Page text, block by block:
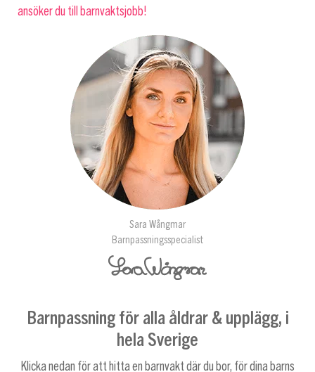
ansöker du till barnvaktsjobb!
Sara Wångmar
Barnpassningsspecialist
Barnpassning för alla åldrar & upplägg, i
hela Sverige
Klicka nedan för att hitta en barnvakt där du bor, för dina barns